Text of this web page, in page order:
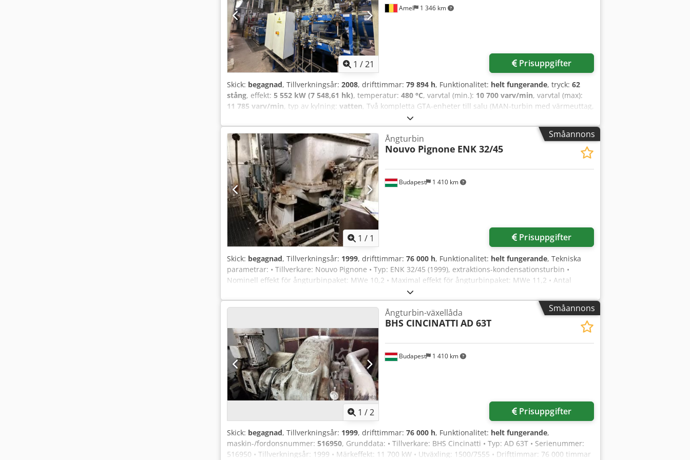
1 /21
Amel 1 346 km
Prisuppgifter
Skick: begagnad, Tillverkningsår: 2008, drifttimmar: 79 894 h, Funktionalitet: helt fungerande, tryck: 62
stång, effekt: 5 552 kW (7 548,61 hk), temperatur: 480 °C, varvtal (min.): 10 700 varv/min, varvtal (max):
11 785 varv/min, typ av kylning: vatten, Två kompletta GTA-enheter till salu (MAN-turbin med värmeuttag,
reduktionsväxel, generator, smörjaggregat, styrsystem, reservdelar ...) En GTA-enhet är avsedd för ånga
på cirka 52 bar och 450°C, den andra för ånga på cirka 62 bar och 480°C. Dcsdpfxjzdqmyj Alxjk Kontakta
via e-post för mer information. Lämna bud per GTA-enhet.
Småannons
1 / 1
Budapest 1 410 km
Ångturbin
Nouvo Pignone ENK 32/45
Prisuppgifter
Skick: begagnad, Tillverkningsår: 1999, drifttimmar: 76 000 h, Funktionalitet: helt fungerande, Tekniska
parametrar: • Tillverkare: Nouvo Pignone • Typ: ENK 32/45 (1999), extraktions-kondensationsturbin •
Nominell effekt för ångturbinpaket: MWe 10,2 • Maximal effekt för ångturbinpaket: MWe 11,2 • Antal
kåpor: st. 1 • Live ångparametrar: bar/°C 40 / 420 • LP-ångparametrar: bar/°C 4,0 / 180 • Live ångflöde: t/h
40,8 • IP-ångflöde: t/h 15,5 Djdpfx Asy Drbujlxeck • Tryck i kondensator: bar 0,14 • Drifttimmar: 76 000
Småannons
1 /2
Budapest 1 410 km
Ångturbin-växellåda
BHS CINCINATTI AD 63T
Prisuppgifter
Skick: begagnad, Tillverkningsår: 1999, drifttimmar: 76 000 h, Funktionalitet: helt fungerande,
maskin-/fordonsnummer: 516950, Grunddata: • Tillverkare: BHS Cincinatti • Typ: AD 63T • Serienummer:
516950 • Tillverkningsår: 1999 • Märkeffekt: 11 700 kW • Utväxling: 1500/7555 • Drifttimmar: 76 000 timmar